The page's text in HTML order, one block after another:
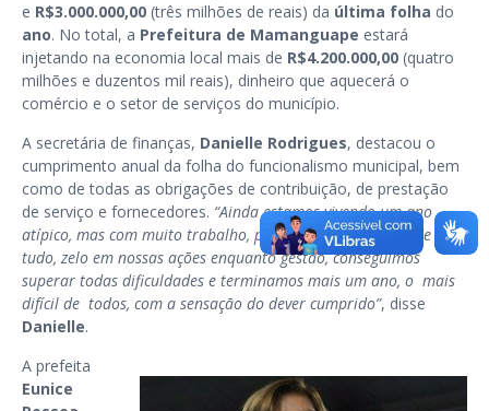
e R$3.000.000,00 (três milhões de reais) da última folha do
ano. No total, a Prefeitura de Mamanguape estará
injetando na economia local mais de R$4.200.000,00 (quatro
milhões e duzentos mil reais), dinheiro que aquecerá o
comércio e o setor de serviços do município.
A secretária de finanças, Danielle Rodrigues, destacou o
cumprimento anual da folha do funcionalismo municipal, bem
como de todas as obrigações de contribuição, de prestação
de serviço e fornecedores. “Ainda estamos vivendo um ano
atípico, mas com muito trabalho, planejamento e, acima de
tudo, zelo em nossas ações enquanto gestão, conseguimos
superar todas dificuldades e terminamos mais um ano, o mais
difícil de todos, com a sensação do dever cumprido”, disse
Danielle.
A prefeita
Eunice